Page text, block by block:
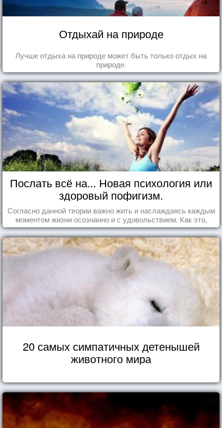
Отдыхай на природе
Лучше отдыха на природе может быть только отдых на
природе.
Послать всё на... Новая психология или
здоровый пофигизм.
Согласно данной теории важно жить и наслаждаясь каждым
моментом жизни осознанно и с удовольствием. Как это,
попробуем разобраться на реальных примерах.
20 самых симпатичных детенышей
животного мира